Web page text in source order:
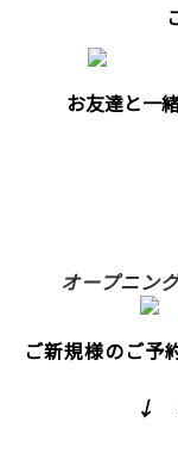
お友達と一
オープニン
ご新規様のご予
↓